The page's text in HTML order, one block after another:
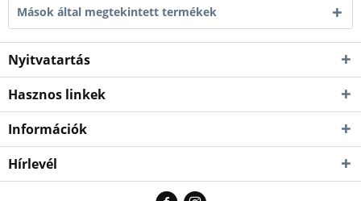
Mások által megtekintett termékek
Nyitvatartás
Hasznos linkek
Információk
Hírlevél